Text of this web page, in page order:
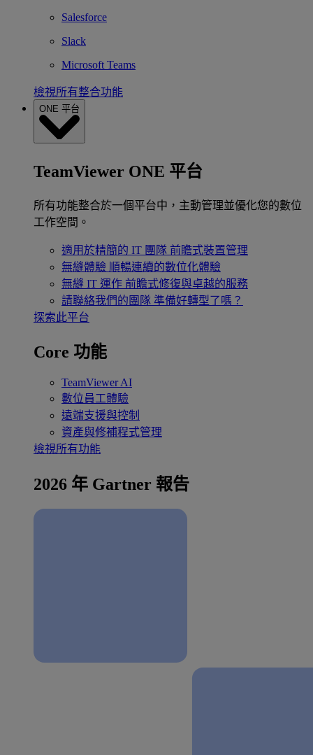
Salesforce
Slack
Microsoft Teams
檢視所有整合功能
ONE 平台
TeamViewer ONE 平台
所有功能整合於一個平台中，主動管理並優化您的數位
工作空間。
適用於精簡的 IT 團隊 前瞻式裝置管理
無縫體驗 順暢連續的數位化體驗
無縫 IT 運作 前瞻式修復與卓越的服務
請聯絡我們的團隊 準備好轉型了嗎？
探索此平台
Core 功能
TeamViewer AI
數位員工體驗
遠端支援與控制
資產與修補程式管理
檢視所有功能
2026 年 Gartner 報告